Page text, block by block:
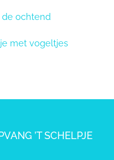
ochtend
met vogeltjes
’T SCHELPJE